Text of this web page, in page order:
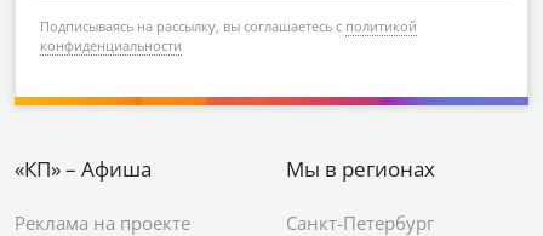
Подписываясь на рассылку, вы соглашаетесь с политикой
конфиденциальности
«КП» – Афиша
Реклама на проекте
Мы в регионах
Санкт-Петербург